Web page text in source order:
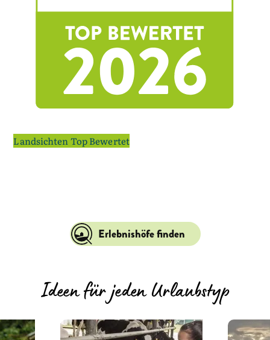
Landsichten Top Bewertet
Erlebnishöfe finden
Ideen für jeden Urlaubstyp